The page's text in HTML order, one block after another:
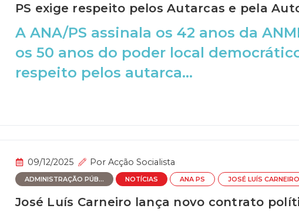
PS exige respeito pelos Autarcas e pela
A ANA/PS assinala os 42 anos da
os 50 anos do poder local
respeito pelos autarca...
09/12/2025 Por Acção Socialista
ADMINISTRAÇÃO PÚB... NOTÍCIAS ANA PS JOSÉ LUÍS CARNEIRO
José Luís Carneiro lança novo contrato